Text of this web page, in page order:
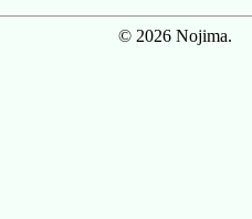
© 2026 Nojima.